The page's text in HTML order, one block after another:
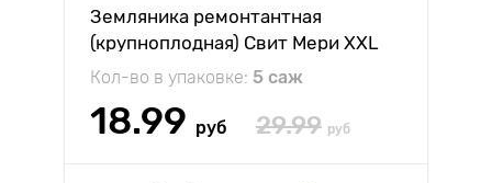
Земляника ремонтантная
(крупноплодная) Свит Мери XXL
Кол-во в упаковке: 5 саж
18.99 руб 29.99 руб